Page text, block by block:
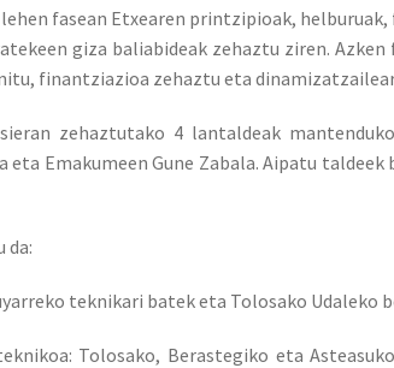
fasean Etxearen printzipioak,
giza baliabideak zehaztu ziren. Azken
finantziazioa zehaztu eta
zehaztutako 4 lantaldeak
Emakumeen Gune Zabala. Aipatu
da:
teknikari batek eta Tolosako Udaleko
Tolosako, Berastegiko eta